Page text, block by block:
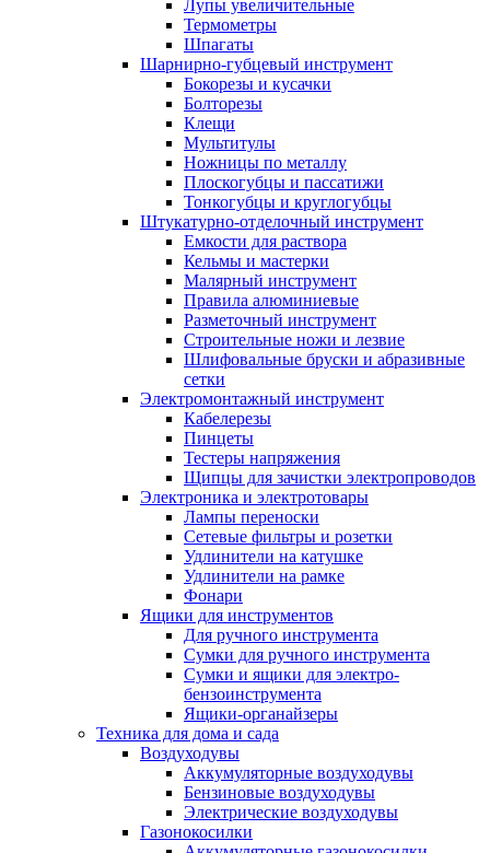
Лупы увеличительные
Термометры
Шпагаты
Шарнирно-губцевый инструмент
Бокорезы и кусачки
Болторезы
Клещи
Мультитулы
Ножницы по металлу
Плоскогубцы и пассатижи
Тонкогубцы и круглогубцы
Штукатурно-отделочный инструмент
Емкости для раствора
Кельмы и мастерки
Малярный инструмент
Правила алюминиевые
Разметочный инструмент
Строительные ножи и лезвие
Шлифовальные бруски и абразивные
сетки
Электромонтажный инструмент
Кабелерезы
Пинцеты
Тестеры напряжения
Щипцы для зачистки электропроводов
Электроника и электротовары
Лампы переноски
Сетевые фильтры и розетки
Удлинители на катушке
Удлинители на рамке
Фонари
Ящики для инструментов
Для ручного инструмента
Сумки для ручного инструмента
Сумки и ящики для электро-
бензоинструмента
Ящики-органайзеры
Техника для дома и сада
Воздуходувы
Аккумуляторные воздуходувы
Бензиновые воздуходувы
Электрические воздуходувы
Газонокосилки